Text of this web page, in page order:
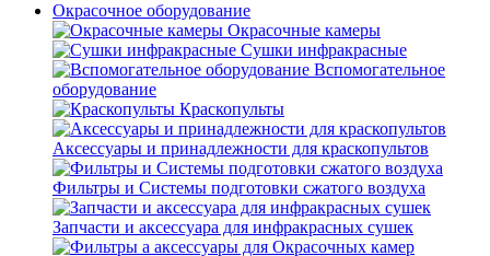
Окрасочное оборудование
Окрасочные камеры
Сушки инфракрасные
Вспомогательное
оборудование
Краскопульты
Аксессуары и принадлежности для краскопультов
Фильтры и Системы подготовки сжатого воздуха
Запчасти и аксессуара для инфракрасных сушек